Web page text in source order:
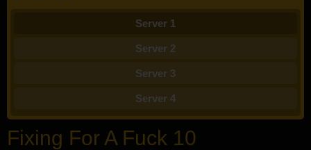
Server 1
Server 2
Server 3
Server 4
Fixing For A Fuck 10